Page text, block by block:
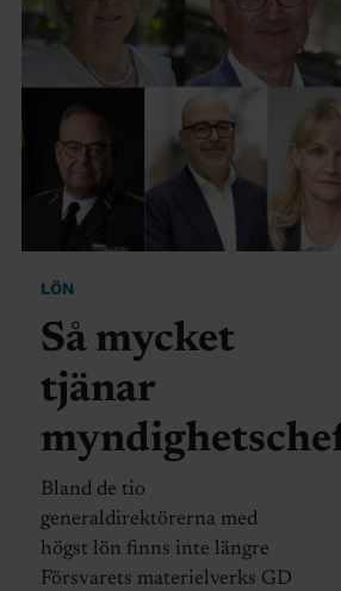
LÖN
Så mycket
tjänar
Bland de tio
generaldirektörerna med
högst lön finns inte längre
Försvarets materielverks GD